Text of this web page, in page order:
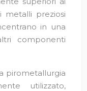
metalli preziosi
in una
componenti
pirometallurgia
utilizzato,